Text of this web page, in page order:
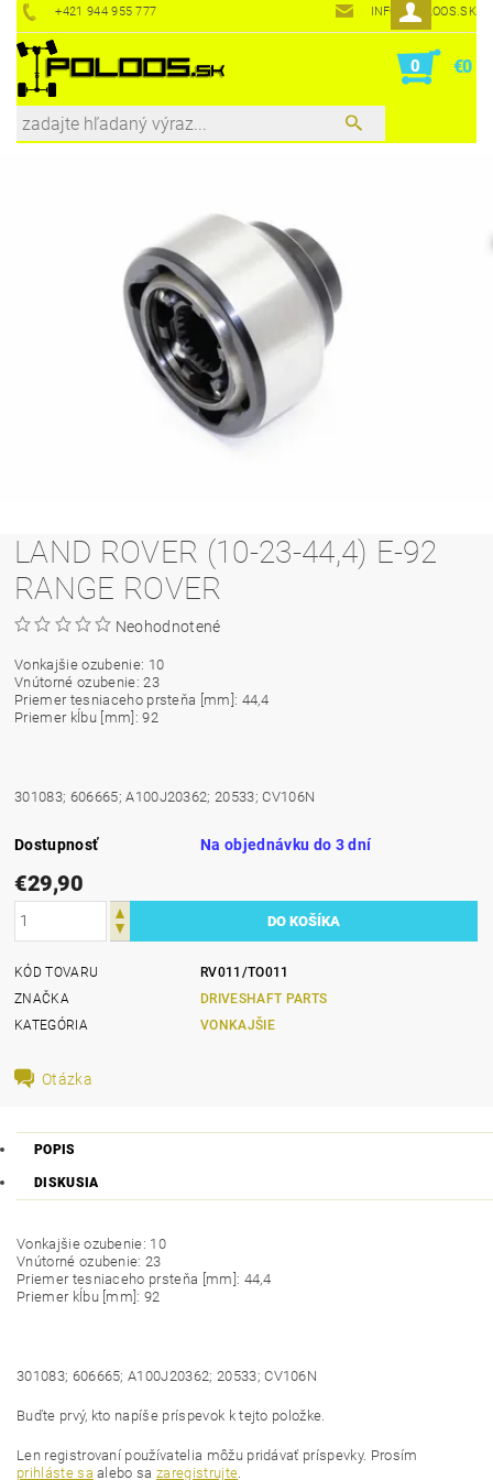
+421 944 955 777 INFO@POLOOS.SK
0 €0
LAND ROVER (10-23-44,4) E-92
RANGE ROVER
Neohodnotené
Vonkajšie ozubenie: 10
Vnútorné ozubenie: 23
Priemer tesniaceho prsteňa [mm]: 44,4
Priemer kĺbu [mm]: 92
301083; 606665; A100J20362; 20533; CV106N
Dostupnosť Na objednávku do 3 dní
€29,90
KÓD TOVARU
RV011/TO011
ZNAČKA
DRIVESHAFT PARTS
KATEGÓRIA
VONKAJŠIE
Otázka
POPIS
DISKUSIA
Vonkajšie ozubenie: 10
Vnútorné ozubenie: 23
Priemer tesniaceho prsteňa [mm]: 44,4
Priemer kĺbu [mm]: 92
301083; 606665; A100J20362; 20533; CV106N
Buďte prvý, kto napíše príspevok k tejto položke.
Len registrovaní používatelia môžu pridávať príspevky. Prosím
prihláste sa alebo sazaregistrujte.